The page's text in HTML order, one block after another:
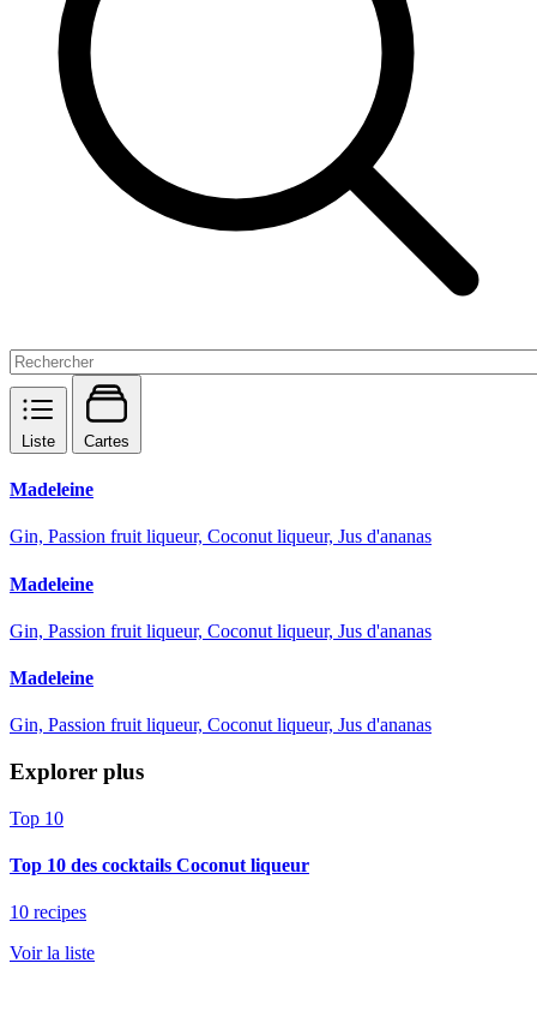
Liste Cartes
Madeleine
Gin, Passion fruit liqueur, Coconut liqueur, Jus d'ananas
Madeleine
Gin, Passion fruit liqueur, Coconut liqueur, Jus d'ananas
Madeleine
Gin, Passion fruit liqueur, Coconut liqueur, Jus d'ananas
Explorer plus
Top 10
Top 10 des cocktails Coconut liqueur
10 recipes
Voir la liste